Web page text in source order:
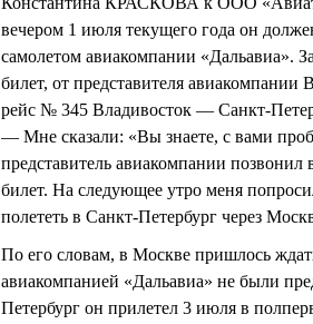
вечером 1 июля текущего года он
самолетом авиакомпании «Дальавиа».
билет, от представителя
рейс № 345 Владивосток — Санкт-
— Мне сказали: «Вы знаете, с вами
представитель авиакомпании
билет. На следующее утро меня
полететь в Санкт-Петербург через
По его словам, в Москве пришлось
авиакомпанией «Дальавиа» не были
Петербург он прилетел 3 июля в